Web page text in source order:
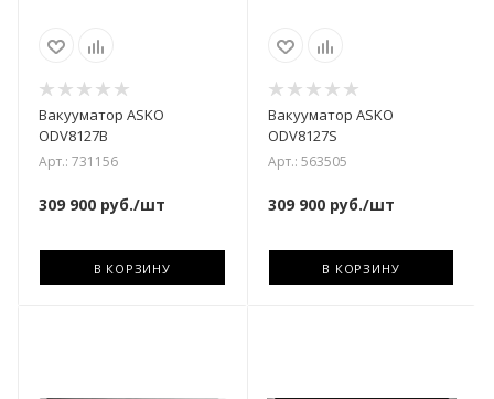
Вакууматор ASKO
ODV8127B
Арт.: 731156
309 900 руб./шт
В КОРЗИНУ
Вакууматор ASKO
ODV8127S
Арт.: 563505
309 900руб./шт
В КОРЗИНУ